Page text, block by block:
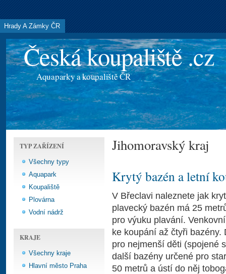
Hrady A Zámky ČR
Česká koupaliště .cz
Aquaparky a koupaliště ČR
TYP ZAŘÍZENÍ
Všechny typy
Aquapark
Koupaliště
Plovárna
Vodní nádrž
KRAJE
Všechny kraje
Hlavní město Praha
Jihomoravský kraj
Krytý bazén a letní
V Břeclavi naleznete jak
plavecký bazén má 25
pro výuku plavání.
ke koupání až čtyři
pro nejmenší děti (spojené
další bazény určené pro
50 metrů a ústí do něj